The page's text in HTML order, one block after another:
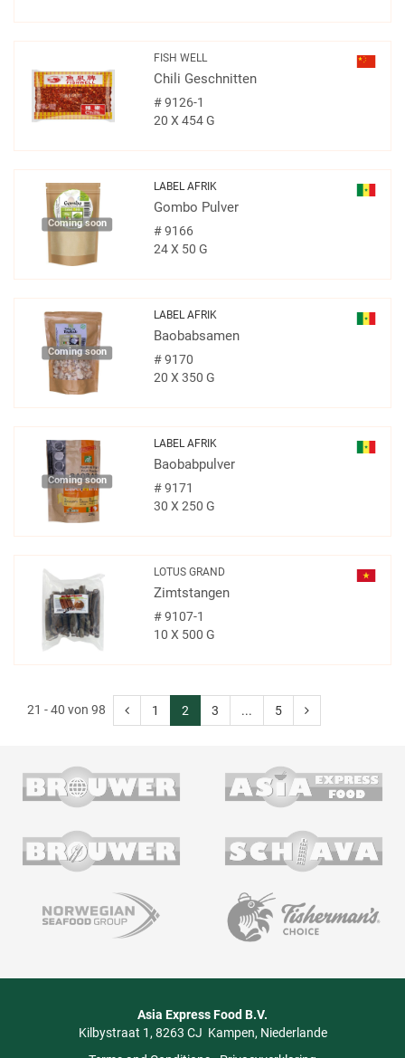
FISH WELL
Chili Geschnitten
#9126-1
20 X 454 G
Coming soon
LABEL AFRIK
Gombo Pulver
#9166
24 X 50 G
Coming soon
LABEL AFRIK
Baobabsamen
#9170
20 X 350 G
Coming soon
LABEL AFRIK
Baobabpulver
#9171
30 X 250 G
LOTUS GRAND
Zimtstangen
#9107-1
10 X 500 G
21 - 40 von 98 1 2 3 ... 5
Asia Express Food B.V.
Kilbystraat 1 8263 CJ Kampen Niederlande